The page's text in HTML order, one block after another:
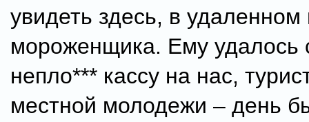
увидеть здесь, в удаленном
мороженщика. Ему удалось
непло*** кассу на нас,
местной молодежи – день